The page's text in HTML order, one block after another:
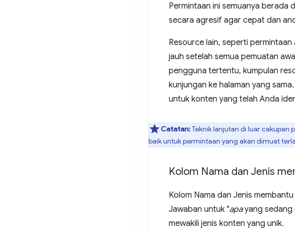
Permintaan ini semuanya berada
secara agresif agar cepat dan
Resource lain, seperti
jauh setelah semua pemuatan
pengguna tertentu, kumpulan
kunjungan ke halaman yang
untuk konten yang telah Anda
Catatan:Teknik lanjutan di luar cakupan
baik untuk permintaan yang akan dimuat
Kolom Nama dan Jenis
Kolom Nama dan Jenis
Jawaban untuk "apayang sedang
mewakili jenis konten yang unik.